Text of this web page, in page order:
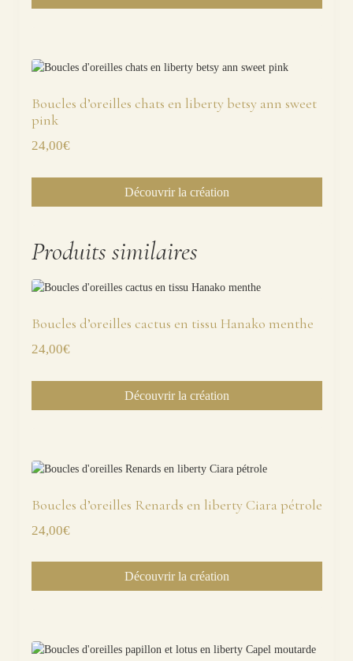
Boucles d’oreilles chats en liberty betsy ann sweet
pink
24,00€
Découvrir la création
Produits similaires
Boucles d’oreilles cactus en tissu Hanako menthe
24,00€
Découvrir la création
Boucles d’oreilles Renards en liberty Ciara pétrole
24,00€
Découvrir la création